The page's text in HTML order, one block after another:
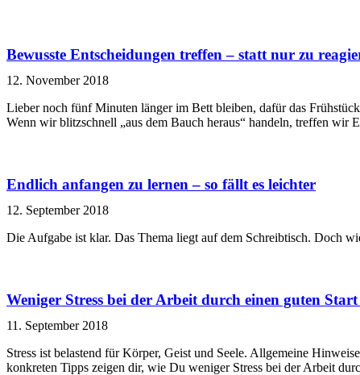
Bewusste Entscheidungen treffen – statt nur zu
12. November 2018
Lieber noch fünf Minuten länger im Bett bleiben, dafür das
Wenn wir blitzschnell „aus dem Bauch heraus“ handeln, treffen wir
Endlich anfangen zu lernen – so fällt es leichter
12. September 2018
Die Aufgabe ist klar. Das Thema liegt auf dem Schreibtisch. Doch
Weniger Stress bei der Arbeit durch einen guten
11. September 2018
Stress ist belastend für Körper, Geist und Seele. Allgemeine
konkreten Tipps zeigen dir, wie Du weniger Stress bei der Arbeit